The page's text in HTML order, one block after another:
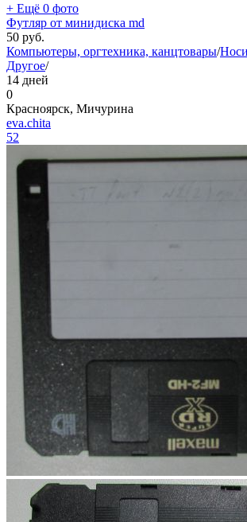
+ Ещё 0 фото
Футляр от минидиска md
50 руб.
Компьютеры, оргтехника, канцтовары/
Другое/
14 дней
0
Красноярск, Мичурина
eva.chita
52